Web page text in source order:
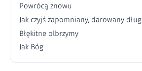
Powrócą znowu
Jak czyjś zapomniany, darowany dług
Błękitne olbrzymy
Jak Bóg